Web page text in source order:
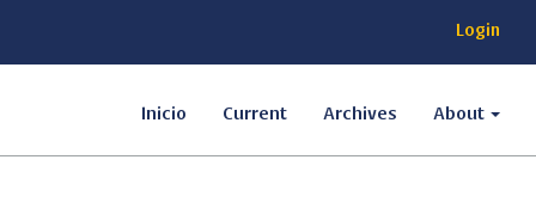
Login
Inicio Current Archives About